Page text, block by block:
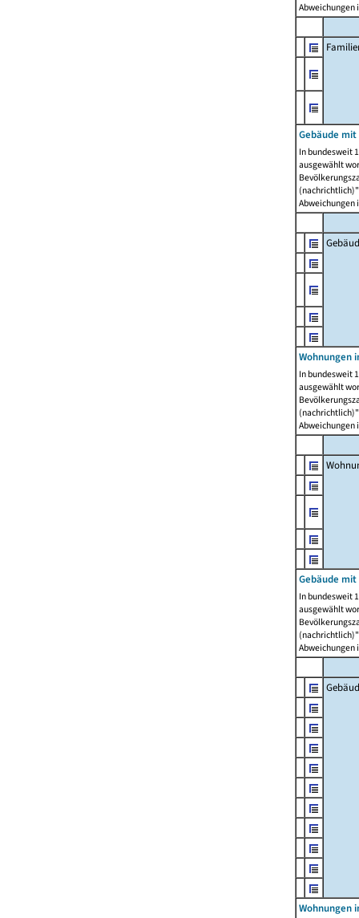
Abweichungen
Gebäude
In bundesweit
ausgewählt
Abweichungen
Wohnungen
In bundesweit
ausgewählt
Abweichungen
Gebäude
In bundesweit
ausgewählt
Abweichungen
Wohnungen